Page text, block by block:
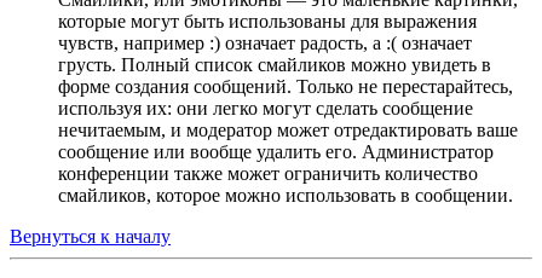
которые могут быть использованы для выражения
чувств, например :) означает радость, а :( означает
грусть. Полный список смайликов можно увидеть в
форме создания сообщений. Только не перестарайтесь,
используя их: они легко могут сделать сообщение
нечитаемым, и модератор может отредактировать ваше
сообщение или вообще удалить его. Администратор
конференции также может ограничить количество
смайликов, которое можно использовать в сообщении.
Вернуться к началу